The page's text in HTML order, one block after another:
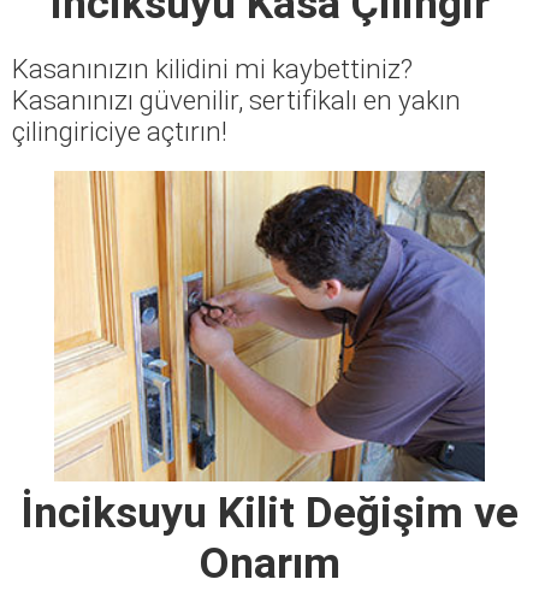
Kasanınızın kilidini mi kaybettiniz?
Kasanınızı güvenilir, sertifikalı en yakın
çilingiriciye açtırın!
İnciksuyu Kilit Değişim ve
Onarım